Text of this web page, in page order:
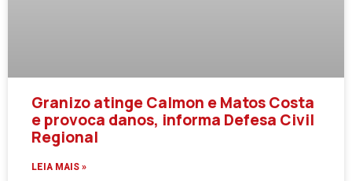
Granizo atinge Calmon e Matos Costa
e provoca danos, informa Defesa Civil
Regional
LEIA MAIS »